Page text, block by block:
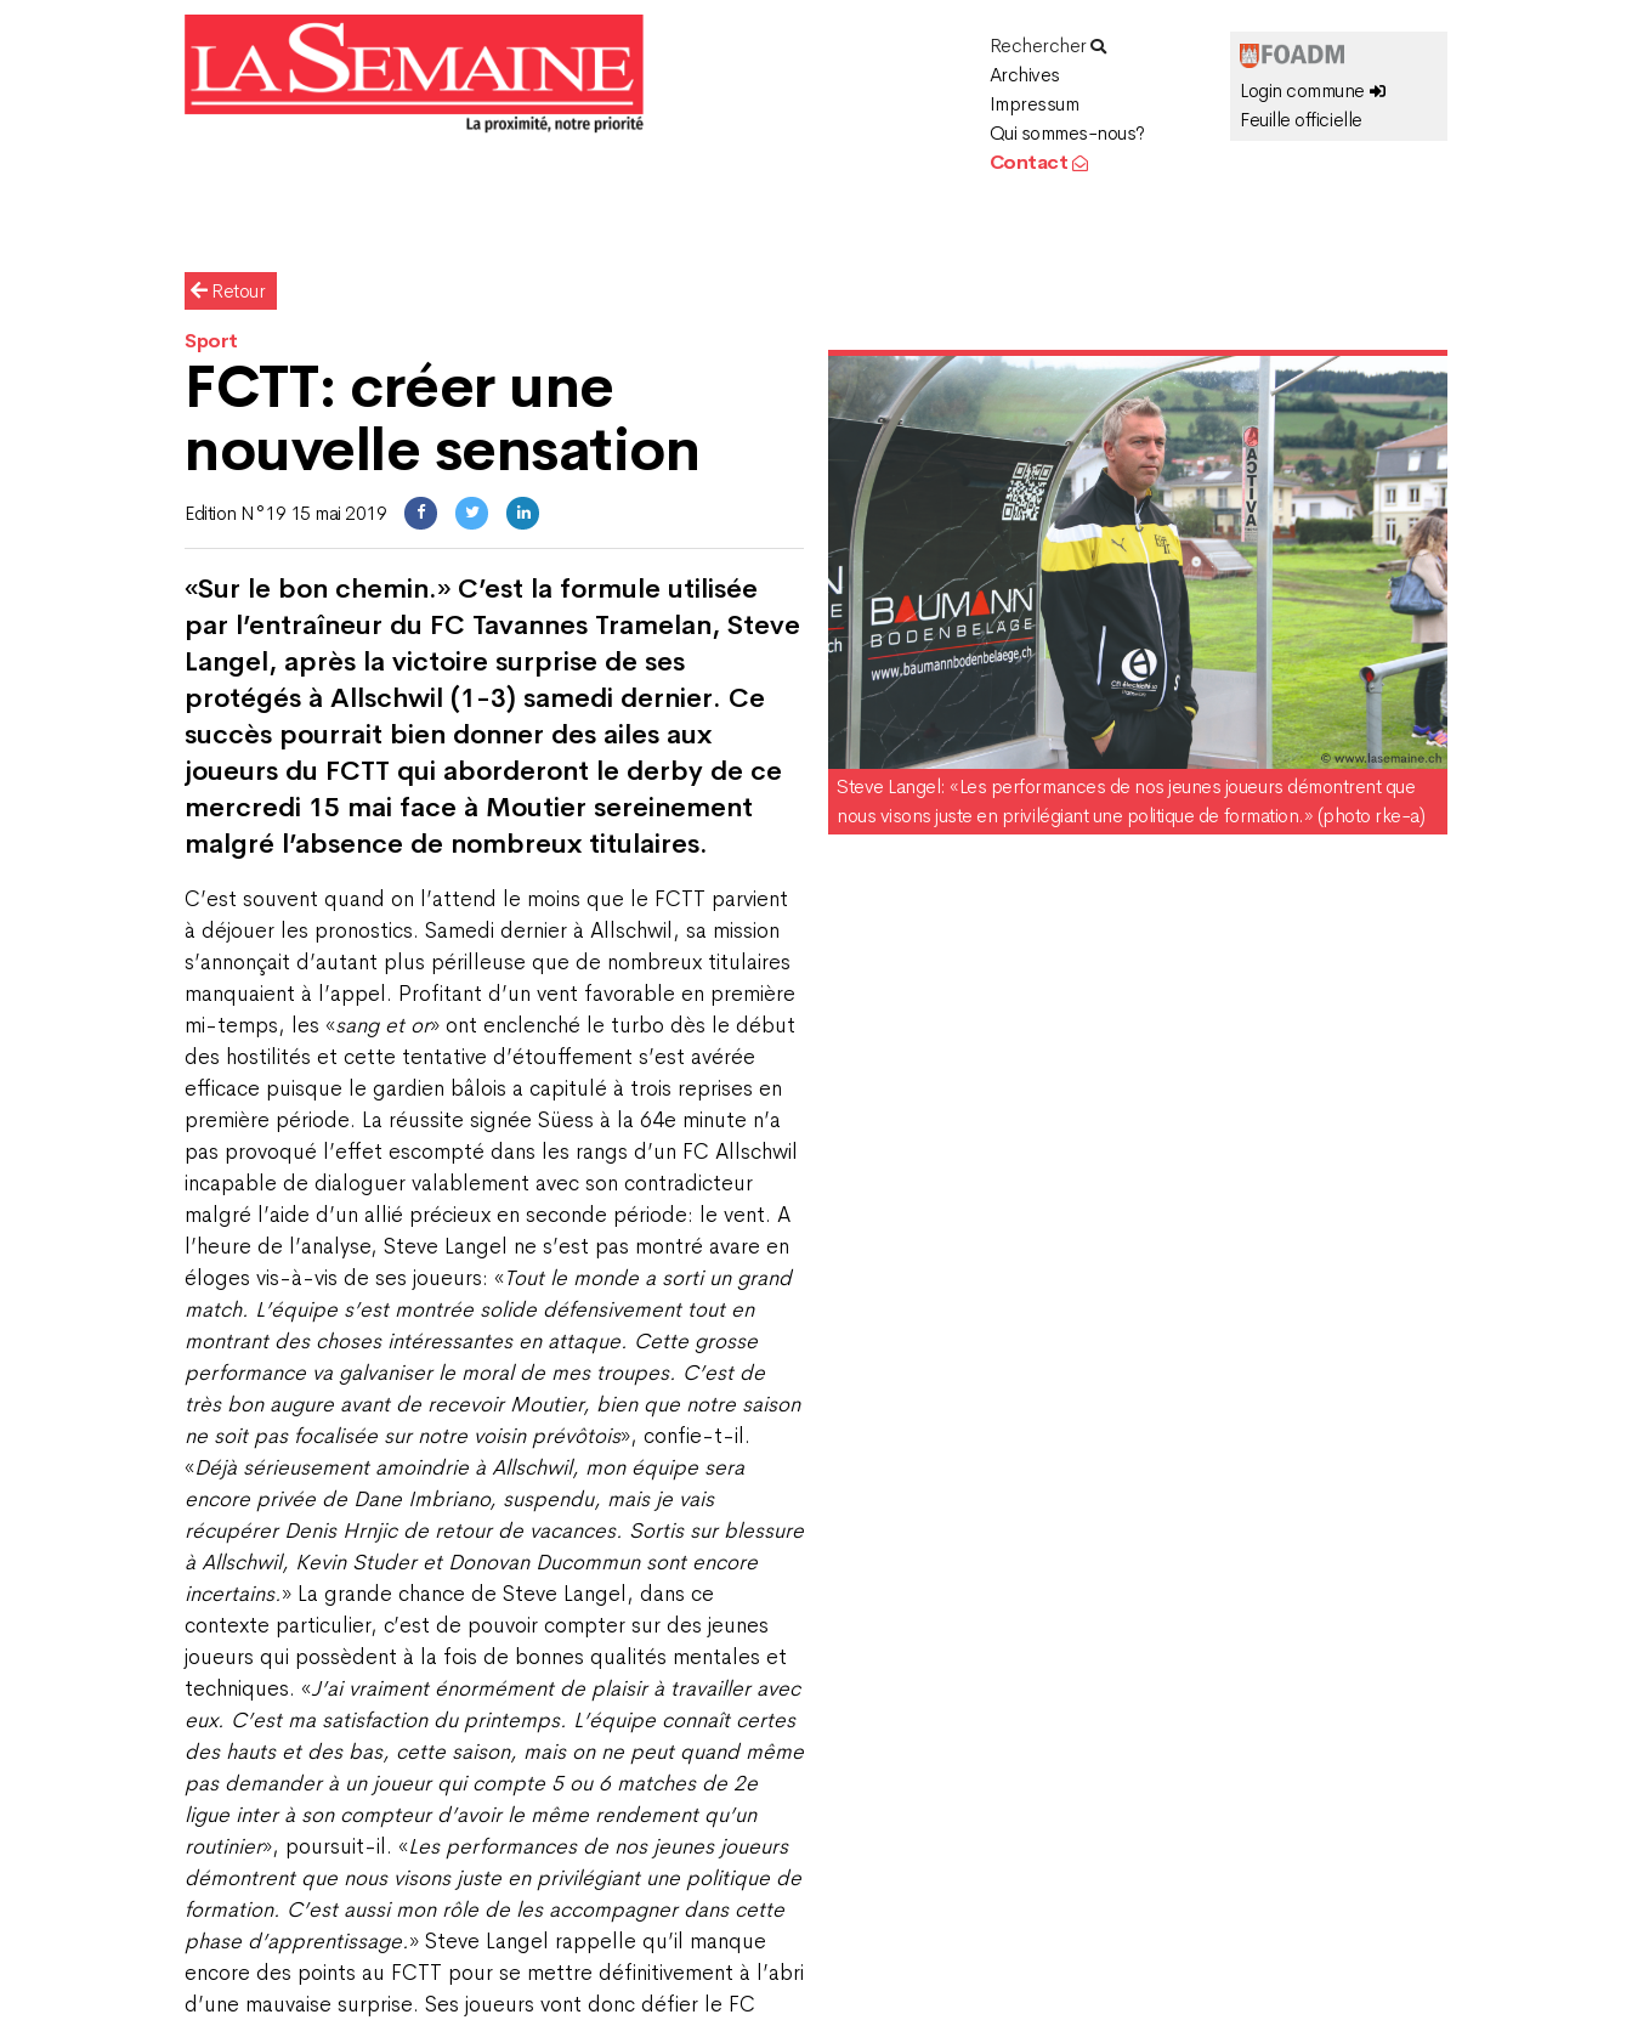
Rechercher
Archives
Impressum
Qui sommes-nous?
Contact
Login commune
Feuille officielle
Retour
Sport
FCTT: créer une
nouvelle sensation
Edition N°19 15 mai 2019
«Sur le bon chemin.» C’est la formule utilisée
par l’entraîneur du FC Tavannes Tramelan, Steve
Langel, après la victoire surprise de ses
protégés à Allschwil (1-3) samedi dernier. Ce
succès pourrait bien donner des ailes aux
joueurs du FCTT qui aborderont le derby de ce
mercredi 15 mai face à Moutier sereinement
malgré l’absence de nombreux titulaires.
C’est souvent quand on l’attend le moins que le FCTT parvient
à déjouer les pronostics. Samedi dernier à Allschwil, sa mission
s’annonçait d’autant plus périlleuse que de nombreux titulaires
manquaient à l’appel. Profitant d’un vent favorable en première
mi-temps, les «sang et or» ont enclenché le turbo dès le début
des hostilités et cette tentative d’étouffement s’est avérée
efficace puisque le gardien bâlois a capitulé à trois reprises en
première période. La réussite signée Süess à la 64e minute n’a
pas provoqué l’effet escompté dans les rangs d’un FC Allschwil
incapable de dialoguer valablement avec son contradicteur
malgré l’aide d’un allié précieux en seconde période: le vent. A
l’heure de l’analyse, Steve Langel ne s’est pas montré avare en
éloges vis-à-vis de ses joueurs: «Tout le monde a sorti un grand
match. L’équipe s’est montrée solide défensivement tout en
montrant des choses intéressantes en attaque. Cette grosse
performance va galvaniser le moral de mes troupes. C’est de
très bon augure avant de recevoir Moutier, bien que notre saison
ne soit pas focalisée sur notre voisin prévôtois», confie-t-il.
«Déjà sérieusement amoindrie à Allschwil, mon équipe sera
encore privée de Dane Imbriano, suspendu, mais je vais
récupérer Denis Hrnjic de retour de vacances. Sortis sur blessure
à Allschwil, Kevin Studer et Donovan Ducommun sont encore
incertains.» La grande chance de Steve Langel, dans ce
contexte particulier, c’est de pouvoir compter sur des jeunes
joueurs qui possèdent à la fois de bonnes qualités mentales et
techniques. «J’ai vraiment énormément de plaisir à travailler avec
eux. C’est ma satisfaction du printemps. L’équipe connaît certes
des hauts et des bas, cette saison, mais on ne peut quand même
pas demander à un joueur qui compte 5 ou 6 matches de 2e
ligue inter à son compteur d’avoir le même rendement qu’un
routinier», poursuit-il. «Les performances de nos jeunes joueurs
démontrent que nous visons juste en privilégiant une politique de
formation. C’est aussi mon rôle de les accompagner dans cette
phase d’apprentissage.» Steve Langel rappelle qu’il manque
encore des points au FCTT pour se mettre définitivement à l’abri
d’une mauvaise surprise. Ses joueurs vont donc défier le FC
Steve Langel: «Les performances de nos jeunes joueurs démontrent que
nous visons juste en privilégiant une politique de formation.» (photo rke-a)